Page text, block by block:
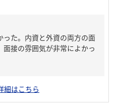
た。内資と外資の両方の面
接の雰囲気が非常によかっ
細はこちら